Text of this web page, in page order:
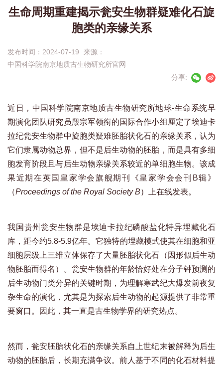
生命周期重建揭示瓮安生物群疑难化石旋
胞类的亲缘关系
发布时间：2024-07-19
来源：
中国科学院南京地质古生物研究所官网
分享:
近日，中国科学院南京地质古生物研究所地球-生命系统早
期演化团队研究员殷宗军领衔的国际合作小组厘定了埃迪卡
拉纪瓮安生物群中旋胞类疑难胚胎状化石的亲缘关系，认为
它们隶属动物总界，但不是后生动物的胚胎，而是具有多细
胞发育阶段且与后生动物亲缘关系较近的单细胞生物。该成
果近期在英国皇家学会旗舰期刊《皇家学会会刊B辑》
（Proceedings of the Royal Society B）上在线发表。
我国贵州瓮安生物群是埃迪卡拉纪磷酸盐化特异埋藏化石
库，距今约5.8-5.9亿年。它独特的埋藏模式使其在细胞和亚
细胞层级上三维立体保存了大量胚胎状化石（因形似后生动
物胚胎而得名）。瓮安生物群的年龄恰好处在分子钟预测的
后生动物门类分异的关键时期，为理解寒武纪大爆发前夜复
杂生命的演化，尤其是为探索后生动物的起源提供了非常重
要窗口。因此，其一直是古生物学界的研究热点。
然而，瓮安胚胎状化石的亲缘关系自上世纪末被解释为后生
动物的胚胎后，长期充满争议。前人基于不同的化石材料提